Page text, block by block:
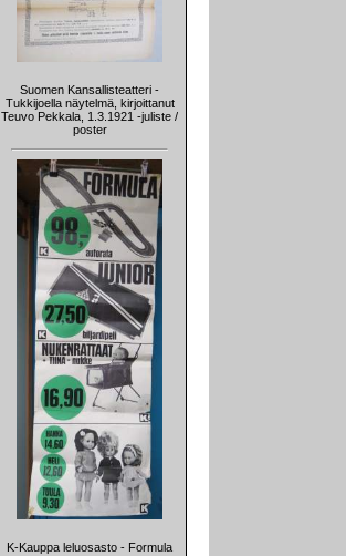
Suomen Kansallisteatteri -
Tukkijoella näytelmä, kirjoittanut
Teuvo Pekkala, 1.3.1921 -juliste /
poster
K-Kauppa leluosasto - Formula